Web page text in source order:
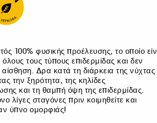
100% φυσικής προέλευσης, το οποίο
τους τύπους επιδερμίδας και δεν
Δρα κατά τη διάρκεια της νύχτας
την ξηρότητα, της κηλίδες
και τη θαμπή όψη της επιδερμίδας.
λίγες σταγόνες πριν κοιμηθείτε και
ύπνο ομορφιάς!